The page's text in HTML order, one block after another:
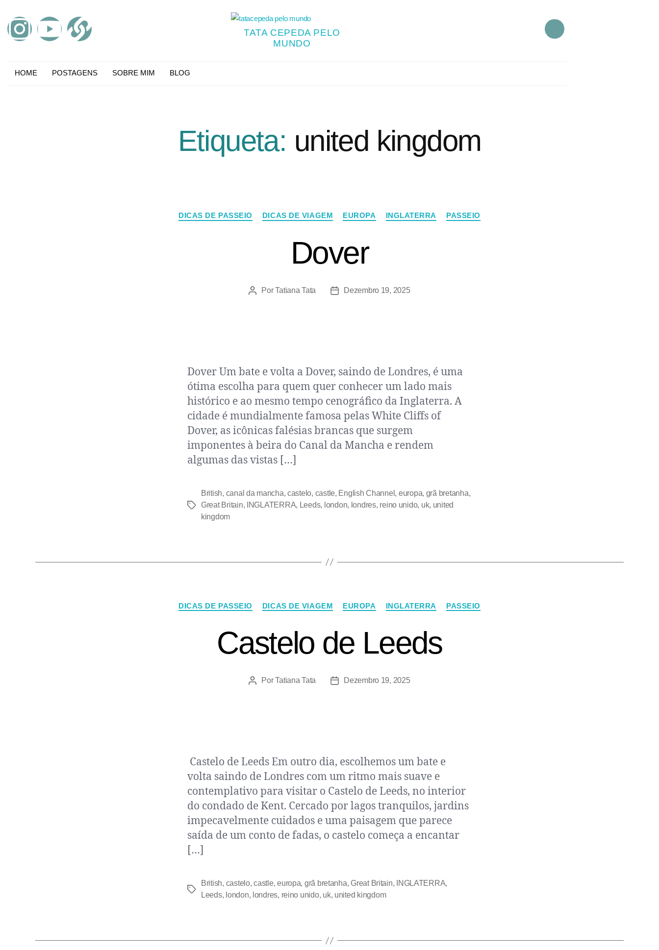
TATA CEPEDA PELO
MUNDO
HOME POSTAGENS SOBRE MIM BLOG
Etiqueta: united kingdom
DICAS DE PASSEIO DICAS DE VIAGEM EUROPA INGLATERRA PASSEIO
Dover
PorTatiana Tata Dezembro 19, 2025
Dover Um bate e volta a Dover, saindo de Londres, é uma
ótima escolha para quem quer conhecer um lado mais
histórico e ao mesmo tempo cenográfico da Inglaterra. A
cidade é mundialmente famosa pelas White Cliffs of
Dover, as icônicas falésias brancas que surgem
imponentes à beira do Canal da Mancha e rendem
algumas das vistas […]
British, canal da mancha,castelo, castle, English Channel , europa, grã bretanha,
Great Britain, INGLATERRA, Leeds, london, londres, reino unido, uk, united
kingdom
DICAS DE PASSEIO DICAS DE VIAGEM EUROPA INGLATERRA PASSEIO
Castelo de Leeds
PorTatiana Tata Dezembro 19, 2025
Castelo de Leeds Em outro dia, escolhemos um bate e
volta saindo de Londres com um ritmo mais suave e
contemplativo para visitar o Castelo de Leeds, no interior
do condado de Kent. Cercado por lagos tranquilos, jardins
impecavelmente cuidados e uma paisagem que parece
saída de um conto de fadas, o castelo começa a encantar
[…]
British, castelo,castle,europa, grã bretanha, Great Britain, INGLATERRA,
Leeds, london, londres, reino unido, uk, united kingdom